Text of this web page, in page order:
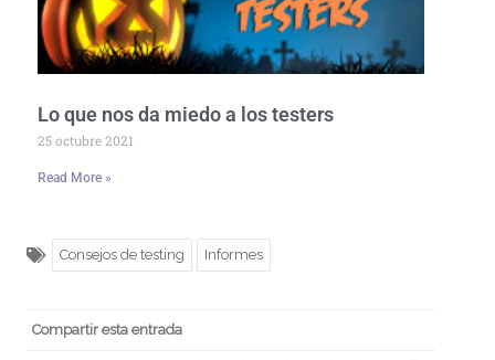
Lo que nos da miedo a los testers
25 octubre 2021
Read More »
Consejos de testing Informes
Compartir esta entrada